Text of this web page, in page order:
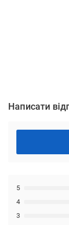
Написати
3
4
5